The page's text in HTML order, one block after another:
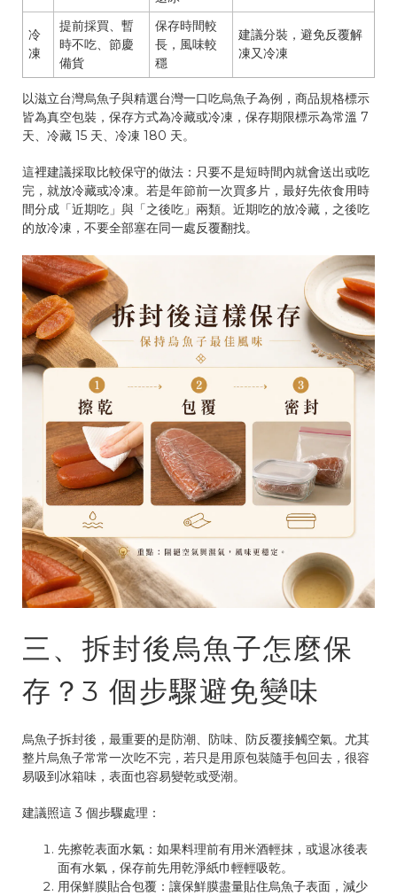
冷
凍
提前採買、暫
時不吃、節慶
備貨
保存時間較
長，風味較
穩
建議分裝，避免反覆解
凍又冷凍
以滋立台灣烏魚子與精選台灣一口吃烏魚子為例，商品規格標示
皆為真空包裝，保存方式為冷藏或冷凍，保存期限標示為常溫 7
天、冷藏 15 天、冷凍 180 天。
這裡建議採取比較保守的做法：只要不是短時間內就會送出或吃
完，就放冷藏或冷凍。若是年節前一次買多片，最好先依食用時
間分成「近期吃」與「之後吃」兩類。近期吃的放冷藏，之後吃
的放冷凍，不要全部塞在同一處反覆翻找。
三、拆封後烏魚子怎麼保
存？3 個步驟避免變味
烏魚子拆封後，最重要的是防潮、防味、防反覆接觸空氣。尤其
整片烏魚子常常一次吃不完，若只是用原包裝隨手包回去，很容
易吸到冰箱味，表面也容易變乾或受潮。
建議照這 3 個步驟處理：
先擦乾表面水氣：如果料理前有用米酒輕抹，或退冰後表
面有水氣，保存前先用乾淨紙巾輕輕吸乾。
用保鮮膜貼合包覆：讓保鮮膜盡量貼住烏魚子表面，減少